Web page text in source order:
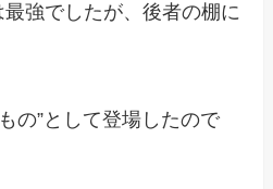
強でしたが、後者の棚に
の”として登場したので